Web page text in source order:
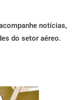
notícias,
do setor aéreo.